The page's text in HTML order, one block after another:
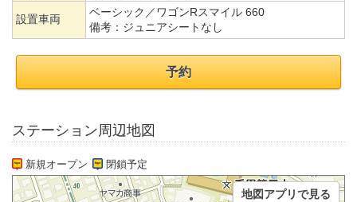
設置車両
ベーシック／ワゴンRスマイル 660
備考： ジュニアシートなし
予約
ステーション周辺地図
新規オープン 閉鎖予定
地図アプリで見る